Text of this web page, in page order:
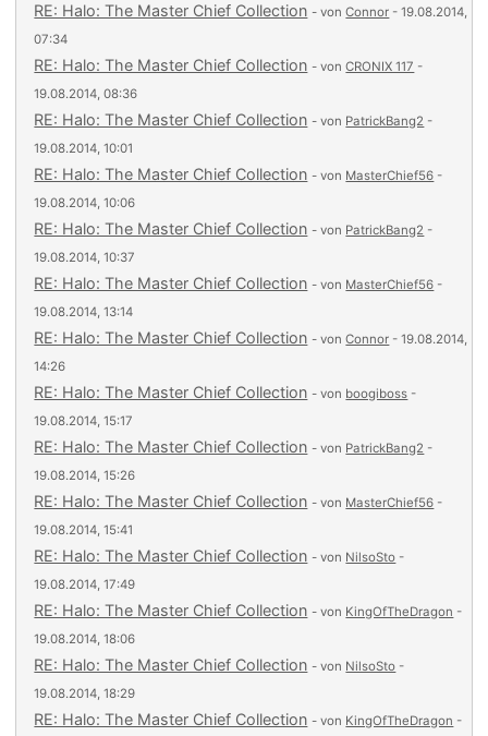
RE: Halo: The Master Chief Collection - vonConnor - 19.08.2014,
07:34
RE: Halo: The Master Chief Collection - vonCRONIX 117 -
19.08.2014, 08:36
RE: Halo: The Master Chief Collection - von PatrickBang2 -
19.08.2014, 10:01
RE: Halo: The Master Chief Collection - von MasterChief56 -
19.08.2014, 10:06
RE: Halo: The Master Chief Collection - von PatrickBang2 -
19.08.2014, 10:37
RE: Halo: The Master Chief Collection - von MasterChief56 -
19.08.2014, 13:14
RE: Halo: The Master Chief Collection - vonConnor - 19.08.2014,
14:26
RE: Halo: The Master Chief Collection - von boogiboss -
19.08.2014, 15:17
RE: Halo: The Master Chief Collection - von PatrickBang2 -
19.08.2014, 15:26
RE: Halo: The Master Chief Collection - von MasterChief56 -
19.08.2014, 15:41
RE: Halo: The Master Chief Collection - von NilsoSto -
19.08.2014, 17:49
RE: Halo: The Master Chief Collection - von KingOfTheDragon -
19.08.2014, 18:06
RE: Halo: The Master Chief Collection - von NilsoSto -
19.08.2014, 18:29
RE: Halo: The Master Chief Collection - von KingOfTheDragon -